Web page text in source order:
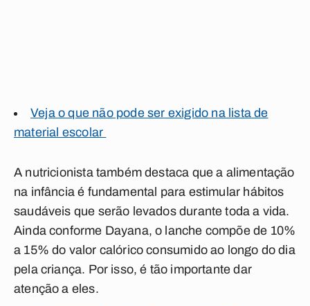
Veja o que não pode ser exigido na lista de
material escolar
A nutricionista também destaca que a alimentação
na infância é fundamental para estimular hábitos
saudáveis que serão levados durante toda a vida.
Ainda conforme Dayana, o lanche compõe de 10%
a 15% do valor calórico consumido ao longo do dia
pela criança. Por isso, é tão importante dar
atenção a eles.